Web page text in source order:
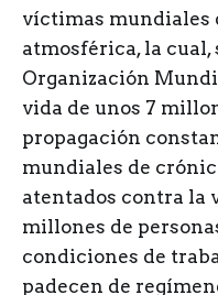
víctimas mundiales
atmosférica, la cual,
Organización
vida de unos 7
propagación
mundiales de
atentados contra la
millones de
condiciones de
padecen de